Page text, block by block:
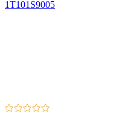
1T101S9005